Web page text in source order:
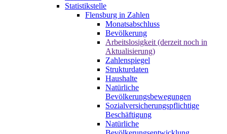
Statistikstelle
Flensburg in Zahlen
Monatsabschluss
Bevölkerung
Arbeitslosigkeit (derzeit noch in
Aktualisierung)
Zahlenspiegel
Strukturdaten
Haushalte
Natürliche
Bevölkerungsbewegungen
Sozialversicherungspflichtige
Beschäftigung
Natürliche